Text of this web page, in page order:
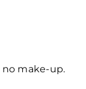
no make-up.